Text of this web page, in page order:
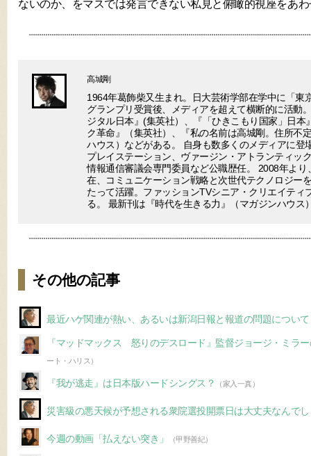
ないのか、をマスでは発言できない私見と俯瞰的視座をあ
高城剛
1964年葛飾柴又生まれ。日大芸術学部在学中に「東
グランプリ受賞後、メディアを超えて横断的に活
ジタル日本』(集英社）、『「ひきこもり国家」日本
ク革命』（集英社）、『私の名前は高城剛。住所不
ハウス）などがある。 自身も数多くのメディアに登
プレイステーション、ヴァージン・アトランティッ
情報通信審議会専門委員など公職歴任。 2008年よ
在、コミュニケーション戦略と次世代テクノロジー
たって活躍。ファッションTVシニア・クリエイティ
る。 最新刊は『時代を生きる力』（マガジンハウス
その他の記事
最近ハゲ関連が熱い、あるいは新潟日報と報道の問題について
『マッドマックス 怒りのデスロード』監督ジョージ・ミラ
ート・ハリス）
『我が逃走』は日本版ハードシングス？ （家入一真）
災害級の悪天候が予想される衆院選投開票日は大丈夫なんで
今週の動画「払えない突き」 （甲野善紀）